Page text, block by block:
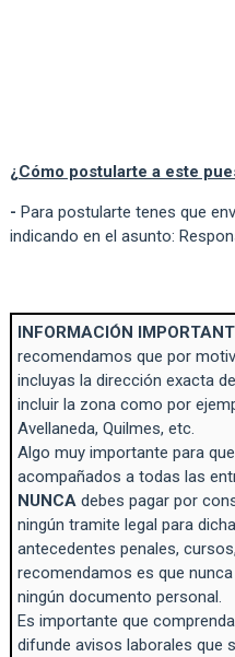
¿ Cómo postularte a este
- Para postularte tenes que
indicando en el asunto:
INFORMACIÓN
recomendamos que por
incluyas la dirección exacta
incluir la zona como por
Avellaneda, Quilmes, etc.
Algo muy importante para
acompañados a todas las
NUNCA debes pagar por
ningún tramite legal para
antecedentes penales,
recomendamos es que
ningún documento personal.
Es importante que
difunde avisos laborales que